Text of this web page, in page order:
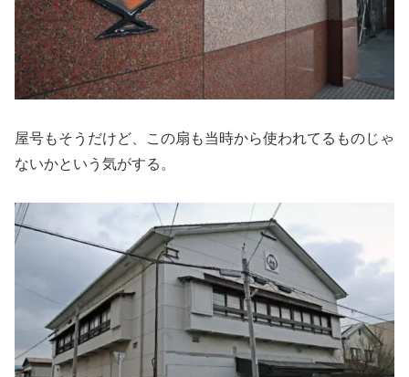
屋号もそうだけど、この扇も当時から使われてるものじゃ
ないかという気がする。